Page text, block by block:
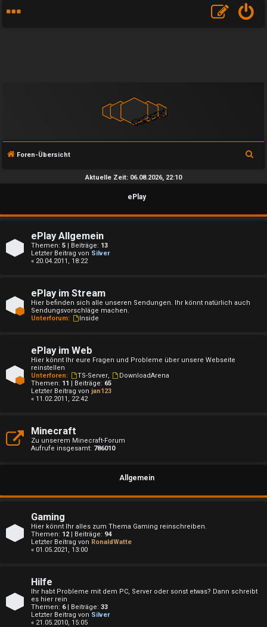
U
e
t
r
t
e
T
Foren-Übersicht
c
Aktuelle Zeit: 06.08.2026, 22:10
ePlay
ePlay Allgemein
Themen: 5 | Beiträge: 13
Letzter Beitrag von Silver
« 20.04.2011, 18:22
ePlay im Stream
Hier befinden sich alle unseren Sendungen. Ihr könnt natürlich auch
Sendungsvorschläge machen.
Unterforum:
Inside
ePlay im Web
Hier könnt Ihr eure Fragen und Probleme über unsere Webseite
reinstellen
Unterforen:
TS-Server,
DownloadArena
Themen: 11 | Beiträge: 65
Letzter Beitrag von jan123
« 11.02.2011, 22:42
Minecraft
Zu unserem Minecraft-Forum
Aufrufe insgesamt: 786010
Allgemein
Gaming
Hier könnt Ihr alles zum Thema Gaming reinschreiben.
Themen: 12 | Beiträge: 94
Letzter Beitrag von RonaldWatte
« 01.05.2021, 13:00
Hilfe
Ihr habt Probleme mit dem PC, Server oder sonst etwas? Dann schreibt
es hier rein
Themen: 6| Beiträge: 33
Letzter Beitrag von Silver
« 21.05.2010, 15:05